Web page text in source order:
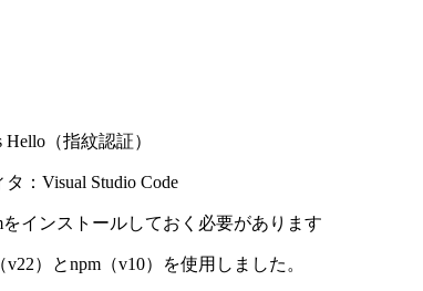
（指紋認証）
：Visual Studio Code
をインストールしておく必要があります
とnpm（v10）を使用しました。